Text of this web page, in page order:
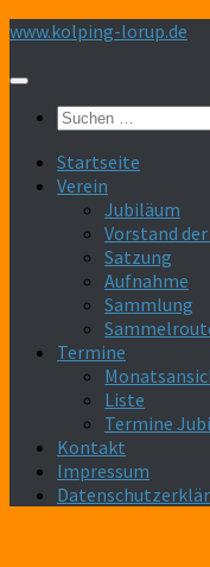
Zum
springen
www.kolping-lorup.de
Suchen
Startseite
Verein
Jubiläum
Vorstand
Satzung
Aufnahme
Sammlung
Termine
Liste
Termine
Kontakt
Impressum